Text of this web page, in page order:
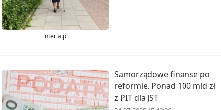
interia.pl
Samorządowe finanse po
reformie. Ponad 100 mld zł
z PIT dla JST